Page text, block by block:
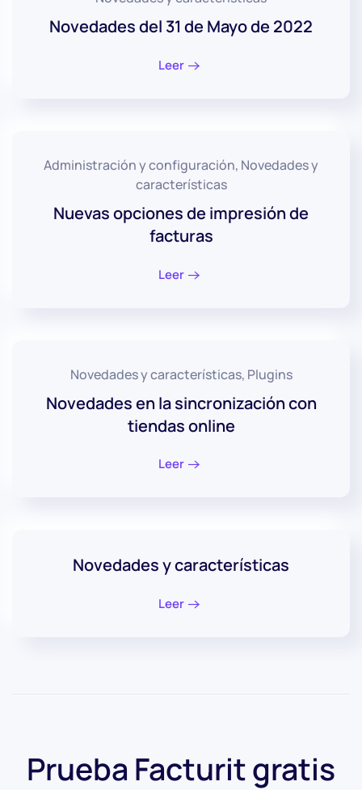
Novedades del 31 de Mayo de 2022
Leer
Administración y configuración, Novedades y
características
Nuevas opciones de impresión de
facturas
Leer
Novedades y características, Plugins
Novedades en la sincronización con
tiendas online
Leer
Novedades y características
Leer
Prueba Facturit gratis